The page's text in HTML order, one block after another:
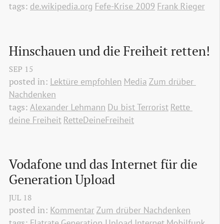
tags: de.wikipedia.org Fefe-Krise 2009 Frank Rieger
Hinschauen und die Freiheit retten!
SEP 15
posted in: Lektüre empfohlen Media Zum drüber
Nachdenken
tags: Alexander Lehmann Du bist Terrorist Rette
deine Freiheit RetteDeineFreiheit
Vodafone und das Internet für die
Generation Upload
JUL 18
posted in: KommentarZum drüber Nachdenken